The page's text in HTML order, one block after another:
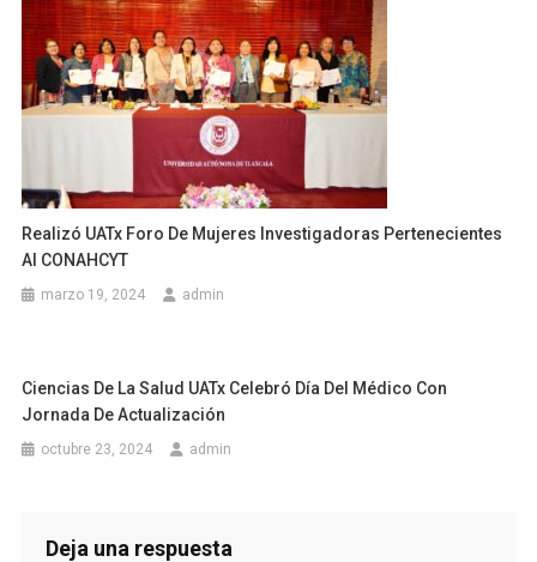
Realizó UATx Foro De Mujeres Investigadoras Pertenecientes
Al CONAHCYT
marzo 19, 2024 admin
Ciencias De La Salud UATx Celebró Día Del Médico Con
Jornada De Actualización
octubre 23, 2024 admin
Deja una respuesta